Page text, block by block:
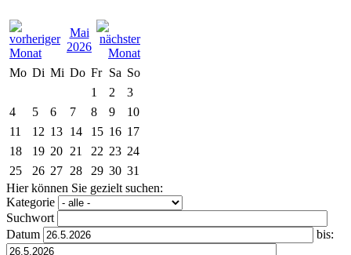
Mai
2026
Mo Di Mi Do Fr Sa So
1
2
3
4
5 6 7 8 9
10
11
12 13 14 15 16 17
18
19 20 21 22 23 24
25
26 27 28 29 30 31
Hier können Sie gezielt suchen:
Kategorie
Suchwort
Datum
bis: